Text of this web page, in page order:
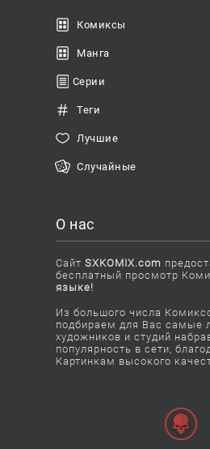
Комиксы
Манга
Серии
Теги
Лучшие
Случайные
О нас
Сайт SXKOMIX.com
бесплатный просмотр
языке!
Из большого числа
подбираем для Вас самые
художников и студий
популярность в сети,
Картинкам высокого